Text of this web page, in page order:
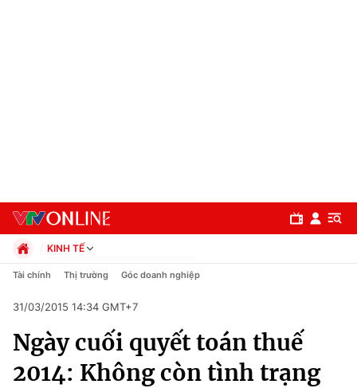
Chuyên mục
Chính trị
KINH TẾ
Chính trị
Pháp luật
Kinh tế
Thể thao
Truyền hình
Tài chính Thị trường Góc doanh nghiệp
31/03/2015 14:34 GMT+7
Ngày cuối quyết toán thuế
2014: Không còn tình trạng